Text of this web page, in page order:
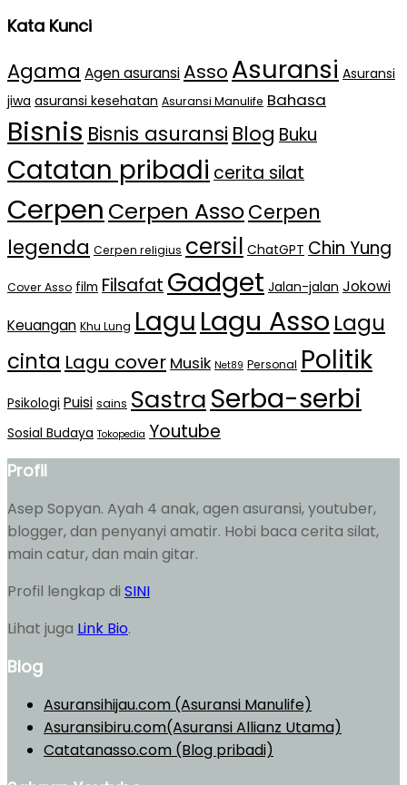
Kata Kunci
Agama Agen asuransiAsso Asuransi Asuransi
jiwa asuransi kesehatan Asuransi Manulife Bahasa
Bisnis Bisnis asuransi Blog Buku
Catatan pribadi cerita silat
Cerpen Cerpen AssoCerpen
legenda Cerpen religius cersil ChatGPT Chin Yung
Cover Asso film Filsafat Gadget Jalan-jalan Jokowi
Keuangan Khu Lung Lagu Lagu Asso Lagu
cinta Lagu cover Musik Net89 Personal Politik
Psikologi Puisi sains SastraSerba-serbi
Sosial Budaya Tokopedia Youtube
Profil
Asep Sopyan. Ayah 4 anak, agen asuransi, youtuber,
blogger, dan penyanyi amatir. Hobi baca cerita silat,
main catur, dan main gitar.
Profil lengkap di SINI
Lihat juga Link Bio.
Blog
Asuransihijau.com (Asuransi Manulife)
Asuransibiru.com(Asuransi Allianz Utama)
Catatanasso.com (Blog pribadi)